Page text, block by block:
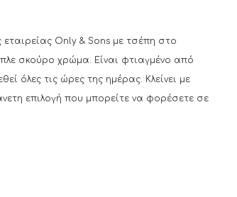
Only & Sons με τσέπη στο
σκούρο χρώμα. Είναι φτιαγμένο από
όλες τις ώρες της ημέρας. Κλείνει με
επιλογή που μπορείτε να φορέσετε σε